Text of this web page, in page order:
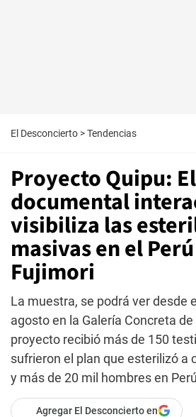
El Desconcierto >Tendencias
Proyecto Quipu: El
documental
visibiliza las
masivas en el
Fujimori
La muestra, se podrá ver desde
agosto en la Galería Concreta
proyecto recibió más de 150
sufrieron el plan que esterilizó a
y más de 20 mil hombres en
Agregar El Desconcierto en